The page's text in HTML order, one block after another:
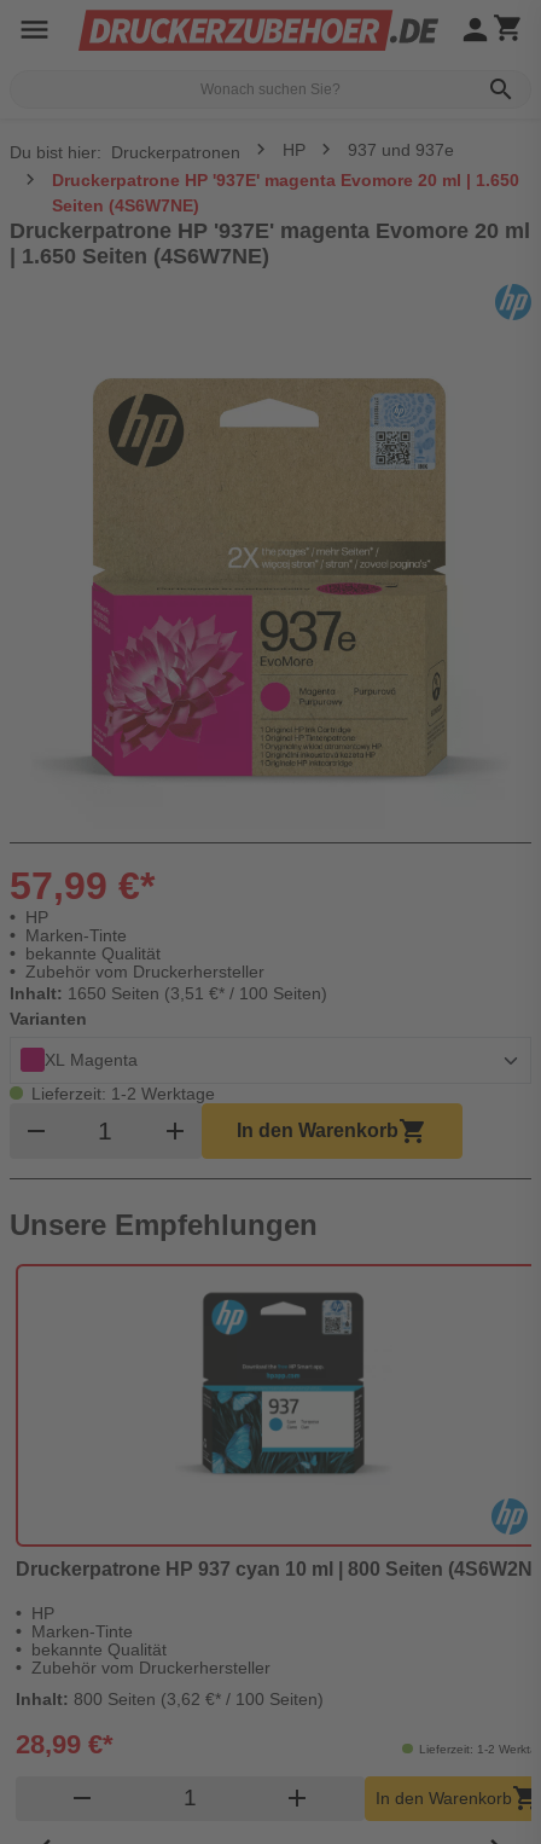
menu
search
person shopping_cart
Du bist hier: Druckerpatronen HP
937 und 937e
Druckerpatrone HP '937E' magenta Evomore 20 ml | 1.650
Seiten (4S6W7NE)
Druckerpatrone HP '937E' magenta Evomore 20 ml
| 1.650 Seiten (4S6W7NE)
57,99 €*
HP
Marken-Tinte
bekannte Qualität
Zubehör vom Druckerhersteller
Inhalt: 1650 Seiten (3,51 €* / 100 Seiten)
Varianten
XL Magenta
Lieferzeit: 1-2 Werktage
remove Produkt Warenkorb Menge
add In den Warenkorbshopping_cart
Unsere Empfehlungen
Druckerpatrone HP 937 cyan 10 ml | 800 Seiten
HP
Marken-Tinte
bekannte Qualität
Zubehör vom Druckerhersteller
Inhalt: 800 Seiten (3,62 €* / 100 Seiten)
Lieferzeit: 1-2
28,99 €*
remove Produkt Warenkorb Menge
add In den Warenkorbshopping_cart